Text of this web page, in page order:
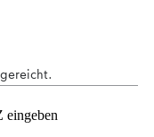
eingeben